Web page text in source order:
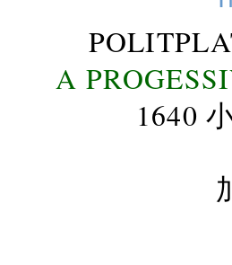
A
1640